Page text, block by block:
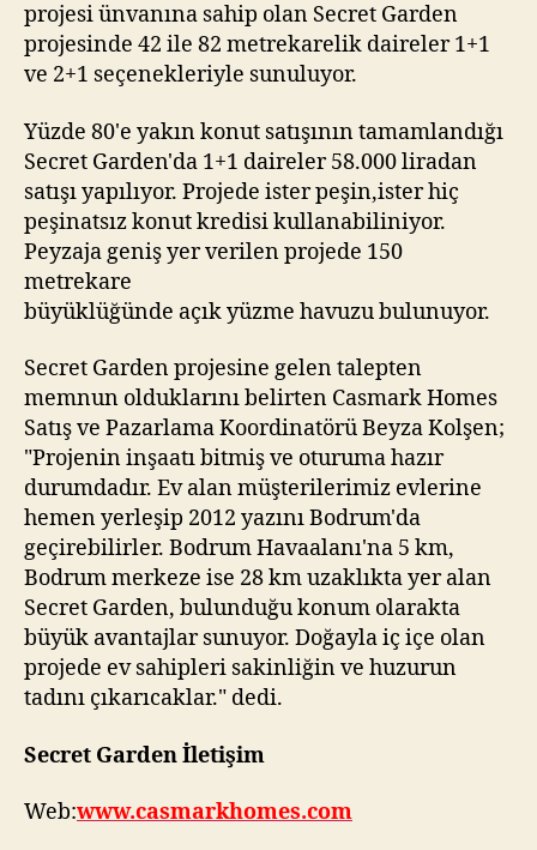
projesi ünvanına sahip olan Secret Garden
projesinde 42 ile 82 metrekarelik daireler 1+1
ve 2+1 seçenekleriyle sunuluyor.
Yüzde 80'e yakın konut satışının tamamlandığı
Secret Garden'da 1+1 daireler 58.000 liradan
satışı yapılıyor. Projede ister peşin,ister hiç
peşinatsız konut kredisi kullanabiliniyor.
Peyzaja geniş yer verilen projede 150
metrekare
büyüklüğünde açık yüzme havuzu bulunuyor.
Secret Garden projesine gelen talepten
memnun olduklarını belirten Casmark Homes
Satış ve Pazarlama Koordinatörü Beyza Kolşen;
"Projenin inşaatı bitmiş ve oturuma hazır
durumdadır. Ev alan müşterilerimiz evlerine
hemen yerleşip 2012 yazını Bodrum'da
geçirebilirler. Bodrum Havaalanı'na 5 km,
Bodrum merkeze ise 28 km uzaklıkta yer alan
Secret Garden, bulunduğu konum olarakta
büyük avantajlar sunuyor. Doğayla iç içe olan
projede ev sahipleri sakinliğin ve huzurun
tadını çıkarıcaklar." dedi.
Secret Garden İletişim
Web:www.casmarkhomes.com